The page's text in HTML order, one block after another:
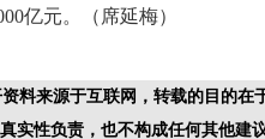
亿元。（席延梅）
料来源于互联网，转载的目的在
实性负责，也不构成任何其他建